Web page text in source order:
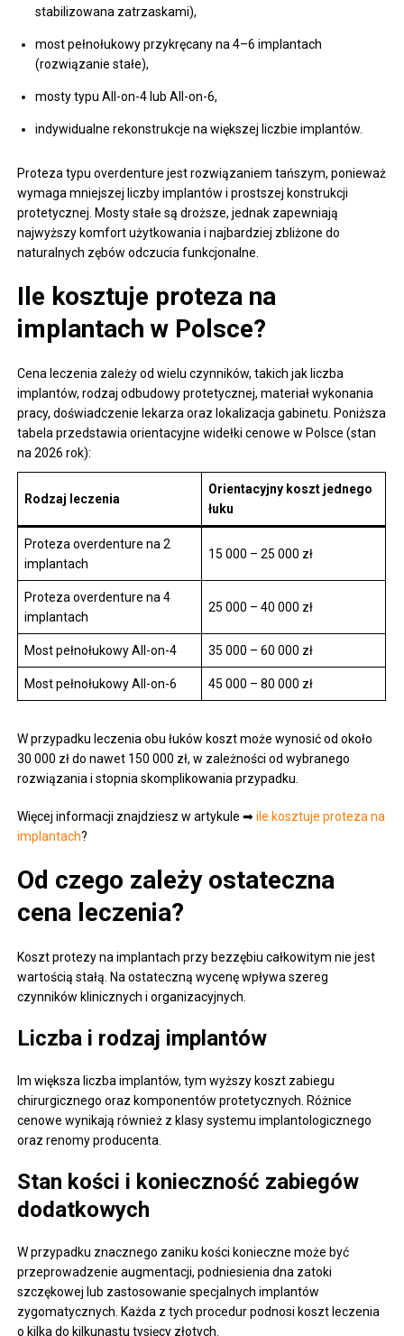
stabilizowana zatrzaskami),
most pełnołukowy przykręcany na 4–6 implantach
(rozwiązanie stałe),
mosty typu All-on-4 lub All-on-6,
indywidualne rekonstrukcje na większej liczbie implantów.
Proteza typu overdenture jest rozwiązaniem tańszym, ponieważ
wymaga mniejszej liczby implantów i prostszej konstrukcji
protetycznej. Mosty stałe są droższe, jednak zapewniają
najwyższy komfort użytkowania i najbardziej zbliżone do
naturalnych zębów odczucia funkcjonalne.
Ile kosztuje proteza na
implantach w Polsce?
Cena leczenia zależy od wielu czynników, takich jak liczba
implantów, rodzaj odbudowy protetycznej, materiał wykonania
pracy, doświadczenie lekarza oraz lokalizacja gabinetu. Poniższa
tabela przedstawia orientacyjne widełki cenowe w Polsce (stan
na 2026 rok):
Rodzaj leczenia
Orientacyjny koszt jednego
łuku
Proteza overdenture na 2
implantach
15 000 – 25 000 zł
Proteza overdenture na 4
implantach
25 000 – 40 000 zł
Most pełnołukowy All-on-4 35 000 – 60 000 zł
Most pełnołukowy All-on-6 45 000 – 80 000 zł
W przypadku leczenia obu łuków koszt może wynosić od około
30 000 zł do nawet 150 000 zł, w zależności od wybranego
rozwiązania i stopnia skomplikowania przypadku.
Więcej informacji znajdziesz w artykule ➡ile kosztuje proteza na
implantach?
Od czego zależy ostateczna
cena leczenia?
Koszt protezy na implantach przy bezzębiu całkowitym nie jest
wartością stałą. Na ostateczną wycenę wpływa szereg
czynników klinicznych i organizacyjnych.
Liczba i rodzaj implantów
Im większa liczba implantów, tym wyższy koszt zabiegu
chirurgicznego oraz komponentów protetycznych. Różnice
cenowe wynikają również z klasy systemu implantologicznego
oraz renomy producenta.
Stan kości i konieczność zabiegów
dodatkowych
W przypadku znacznego zaniku kości konieczne może być
przeprowadzenie augmentacji, podniesienia dna zatoki
szczękowej lub zastosowanie specjalnych implantów
zygomatycznych. Każda z tych procedur podnosi koszt leczenia
o kilka do kilkunastu tysięcy złotych.